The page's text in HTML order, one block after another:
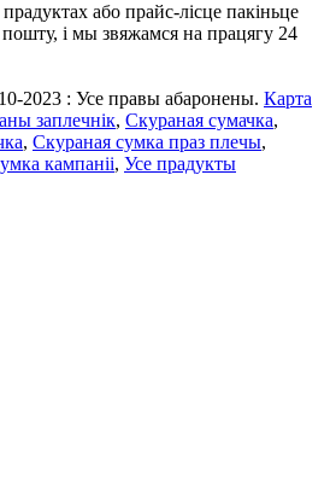
або прайс-лісце пакіньце
і мы звяжамся на працягу 24
2023 : Усе правы абаронены. Карта
заплечнік, Скураная сумачка,
, Скураная сумка праз плечы,
кампаніі, Усе прадукты